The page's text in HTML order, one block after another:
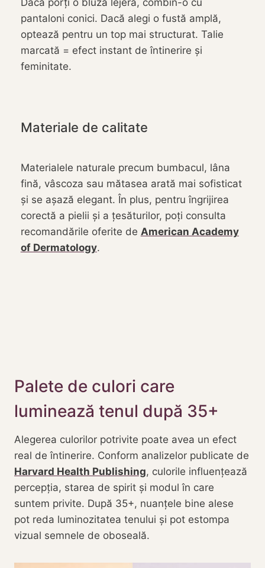
pantaloni conici. Dacă alegi o fustă amplă,
optează pentru un top mai structurat. Talie
marcată = efect instant de întinerire și
feminitate.
Materiale de calitate
Materialele naturale precum bumbacul, lâna
fină, vâscoza sau mătasea arată mai sofisticat
și se așază elegant. În plus, pentru îngrijirea
corectă a pielii și a țesăturilor, poți consulta
recomandările oferite de American Academy
of Dermatology.
Palete de culori care
luminează tenul după 35+
Alegerea culorilor potrivite poate avea un efect
real de întinerire. Conform analizelor publicate de
Harvard Health Publishing, culorile influențează
percepția, starea de spirit și modul în care
suntem privite. După 35+, nuanțele bine alese
pot reda luminozitatea tenului și pot estompa
vizual semnele de oboseală.